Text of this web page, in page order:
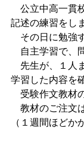
公立中高一貫
記述の練習をし
その日に勉強
自主学習で、
先生が、１人
学習した内容を
受験作文教材
教材のご注文は
（１週間ほどか